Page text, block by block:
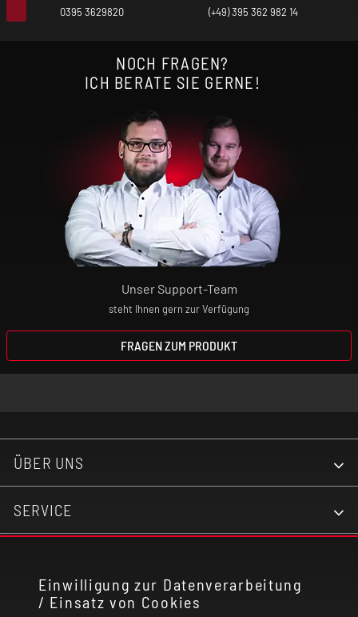
Einwilligung zur Datenverarbeitung
/ Einsatz von Cookies
0395 3629820
(+49) 395 362 982 14
NOCH FRAGEN?
ICH BERATE SIE GERNE!
Unser Support-Team
steht Ihnen gern zur Verfügung
FRAGEN ZUM PRODUKT
ÜBER UNS
SERVICE
RECHTLICHES